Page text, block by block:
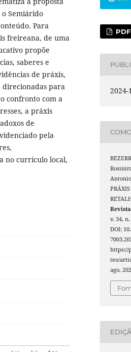
Semiárido
Para
freireana, de uma
propõe
saberes e
de práxis,
direcionadas para
confronto com a
a práxis
de
pela
no currículo local,
PDF
2024-
v. 34,
DOI:
https://
teo/
ago.